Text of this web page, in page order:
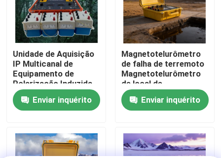
Quem Somos
Fábrica
Controle de Qualidade
Fale Conosco
Pedir um orçamento
Unidade de Aquisição
IP Multicanal de
Equipamento de
Polarização Induzida
3D Verdadeiro
Enviar inquérito
Magnetotelurômetro
de falha de terremoto
Magnetotelurômetro
de local de
infraestrutura
Enviar inquérito